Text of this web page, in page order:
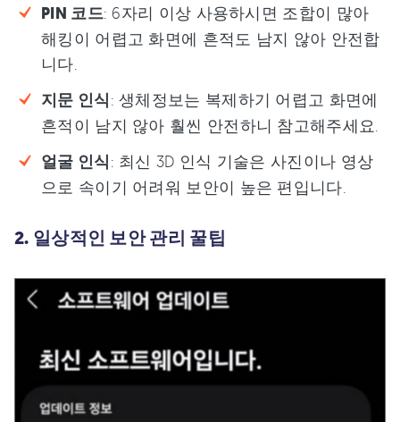
PIN 코드: 6자리 이상 사용하시면 조합이 많아
해킹이 어렵고 화면에 흔적도 남지 않아 안전합
니다.
지문 인식: 생체정보는 복제하기 어렵고 화면에
흔적이 남지 않아 훨씬 안전하니 참고해주세요.
얼굴 인식: 최신 3D 인식 기술은 사진이나 영상
으로 속이기 어려워 보안이 높은 편입니다.
2. 일상적인 보안 관리 꿀팁